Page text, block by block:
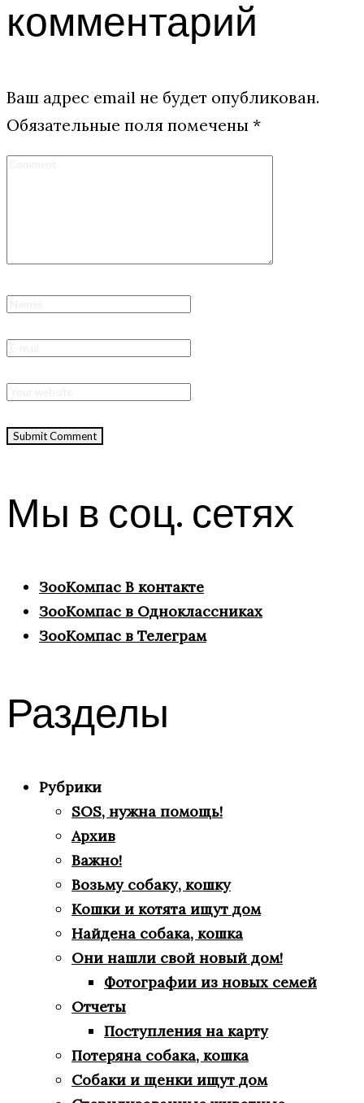
комментарий
Ваш адрес email не будет опубликован.
Обязательные поля помечены *
Мы в соц. сетях
ЗооКомпас В контакте
ЗооКомпас в Одноклассниках
ЗооКомпас в Телеграм
Разделы
Рубрики
SOS, нужна помощь!
Архив
Важно!
Возьму собаку, кошку
Кошки и котята ищут дом
Найдена собака, кошка
Они нашли свой новый дом!
Фотографии из новых семей
Отчеты
Поступления на карту
Потеряна собака, кошка
Собаки и щенки ищут дом